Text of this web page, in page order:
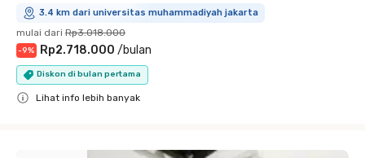
3.4 km dari universitas muhammadiyah jakarta
mulai dari Rp3.018.000
-9% Rp2.718.000 /bulan
Diskon di bulan pertama
Lihat info lebih banyak